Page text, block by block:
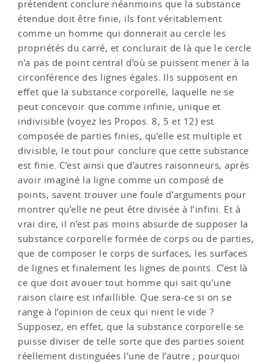
prétendent conclure néanmoins que la substance
étendue doit être finie, ils font véritablement
comme un homme qui donnerait au cercle les
propriétés du carré, et conclurait de là que le cercle
n’a pas de point central d’où se puissent mener à la
circonférence des lignes égales. Ils supposent en
effet que la substance corporelle, laquelle ne se
peut concevoir que comme infinie, unique et
indivisible (voyez les Propos. 8, 5 et 12) est
composée de parties finies, qu’elle est multiple et
divisible, le tout pour conclure que cette substance
est finie. C’est ainsi que d’autres raisonneurs, après
avoir imaginé la ligne comme un composé de
points, savent trouver une foule d’arguments pour
montrer qu’elle ne peut être divisée à l’infini. Et à
vrai dire, il n’est pas moins absurde de supposer la
substance corporelle formée de corps ou de parties,
que de composer le corps de surfaces, les surfaces
de lignes et finalement les lignes de points. C’est là
ce que doit avouer tout homme qui sait qu’une
raison claire est infaillible. Que sera-ce si on se
range à l’opinion de ceux qui nient le vide ?
Supposez, en effet, que la substance corporelle se
puisse diviser de telle sorte que des parties soient
réellement distinguées l’une de l’autre ; pourquoi